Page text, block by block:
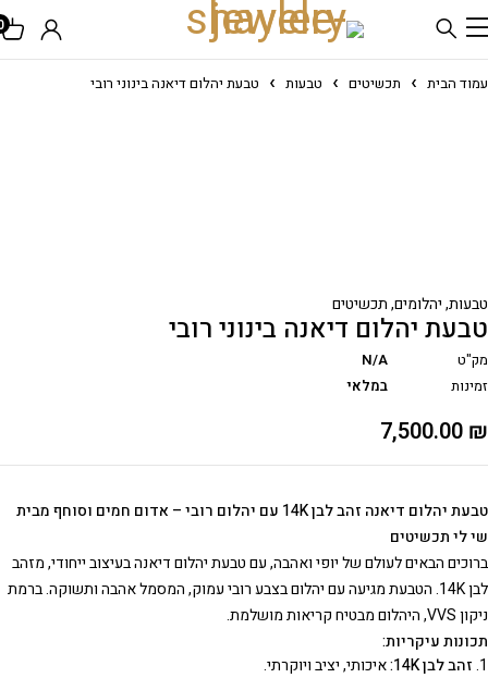
עמוד הבית תכשיטים טבעות טבעת יהלום דיאנה בינוני רובי
טבעות,יהלומים,תכשיטים
טבעת יהלום דיאנה בינוני רובי
מק"ט
N/A
זמינות
במלאי
7,500.00 ₪
טבעת יהלום דיאנה זהב לבן 14K עם יהלום רובי – אדום חמים וסוחף מבית
שי לי תכשיטים
ברוכים הבאים לעולם של יופי ואהבה, עם טבעת יהלום דיאנה בעיצוב ייחודי, מזהב
לבן 14K. הטבעת מגיעה עם יהלום בצבע רובי עמוק, המסמל אהבה ותשוקה. ברמת
ניקון VVS, היהלום מבטיח קריאות מושלמת.
תכונות עיקריות:
זהב לבן 14K:
איכותי, יציב ויוקרתי.